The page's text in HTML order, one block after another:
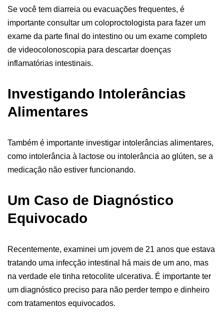
Se você tem diarreia ou evacuações frequentes, é
importante consultar um coloproctologista para fazer um
exame da parte final do intestino ou um exame completo
de videocolonoscopia para descartar doenças
inflamatórias intestinais.
Investigando Intolerâncias
Alimentares
Também é importante investigar intolerâncias alimentares,
como intolerância à lactose ou intolerância ao glúten, se a
medicação não estiver funcionando.
Um Caso de Diagnóstico
Equivocado
Recentemente, examinei um jovem de 21 anos que estava
tratando uma infecção intestinal há mais de um ano, mas
na verdade ele tinha retocolite ulcerativa. É importante ter
um diagnóstico preciso para não perder tempo e dinheiro
com tratamentos equivocados.